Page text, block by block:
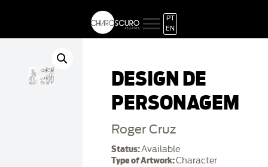
PT
EN
DESIGN DE
PERSONAGEM
Roger Cruz
Status:Available
Type of Artwork:Character